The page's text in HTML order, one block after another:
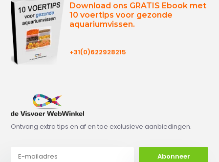
Download ons GRATIS Ebook met
10 voertips voor gezonde
aquariumvissen.
+31(0)622928215
Ontvang extra tips en af en toe exclusieve aanbiedingen.
Abonneer